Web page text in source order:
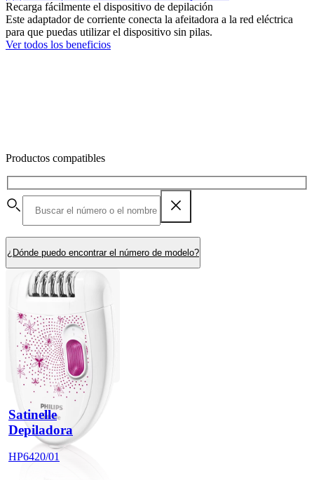
Recarga fácilmente el dispositivo de depilación
Este adaptador de corriente conecta la afeitadora a la red eléctrica
para que puedas utilizar el dispositivo sin pilas.
Ver todos los beneficios
Productos compatibles
¿Dónde puedo encontrar el número de modelo?
Satinelle
Depiladora
HP6420/01